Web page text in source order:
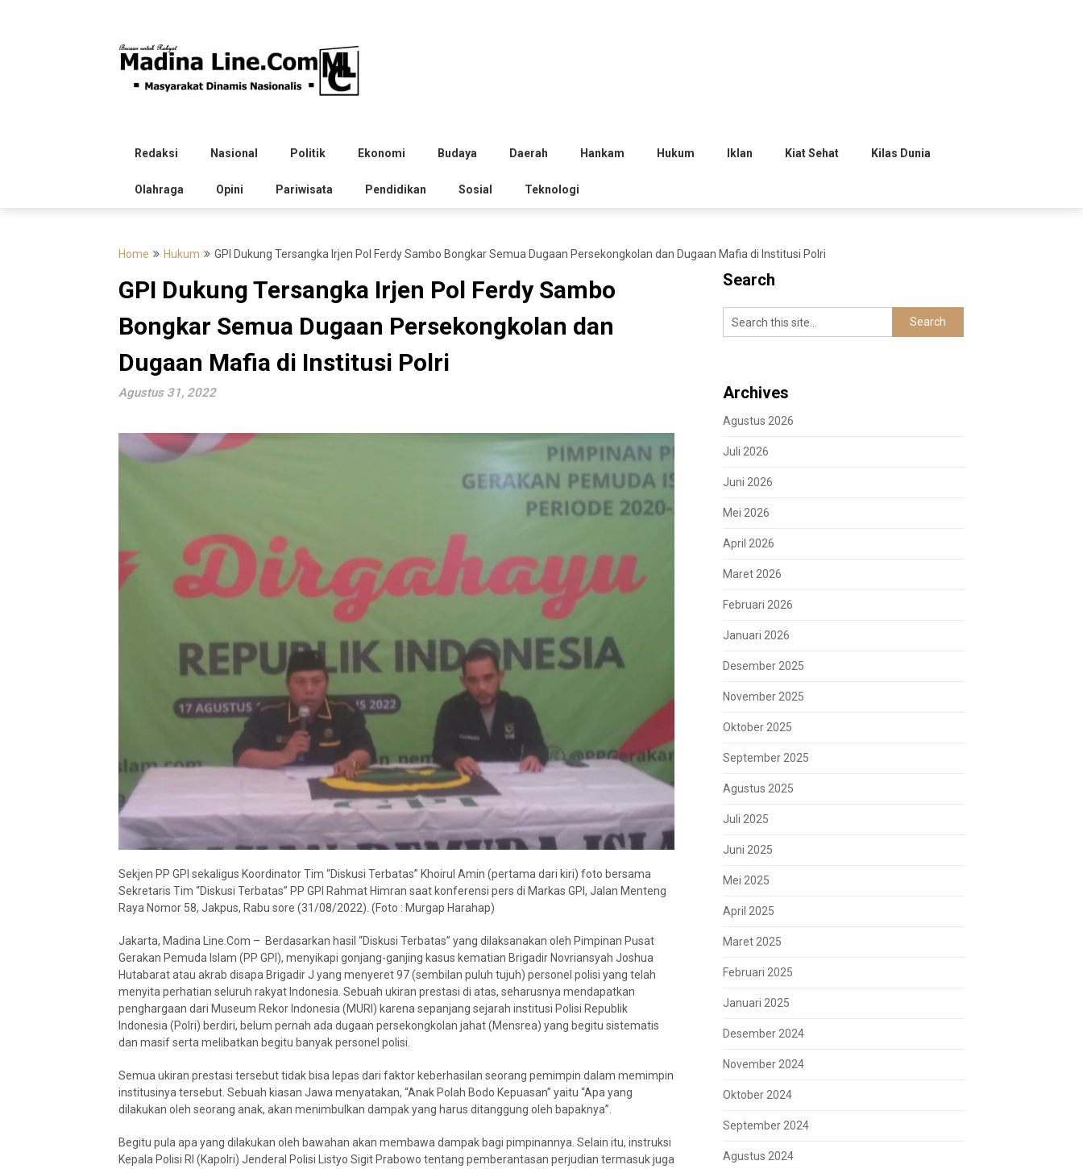
Redaksi Nasional Politik Ekonomi Budaya Daerah Hankam Hukum Iklan Kiat Sehat Kilas Dunia
Olahraga Opini Pariwisata Pendidikan Sosial Teknologi
Home Hukum GPI Dukung Tersangka Irjen Pol Ferdy Sambo Bongkar Semua Dugaan Persekongkolan dan Dugaan Mafia di Institusi Polri
GPI Dukung Tersangka Irjen Pol Ferdy Sambo
Bongkar Semua Dugaan Persekongkolan dan
Dugaan Mafia di Institusi Polri
Agustus 31, 2022
Sekjen PP GPI sekaligus Koordinator Tim “Diskusi Terbatas” Khoirul Amin (pertama dari kiri) foto bersama
Sekretaris Tim “Diskusi Terbatas” PP GPI Rahmat Himran saat konferensi pers di Markas GPI, Jalan Menteng
Raya Nomor 58, Jakpus, Rabu sore (31/08/2022). (Foto : Murgap Harahap)
Jakarta, Madina Line.Com – Berdasarkan hasil “Diskusi Terbatas” yang dilaksanakan oleh Pimpinan Pusat
Gerakan Pemuda Islam (PP GPI), menyikapi gonjang-ganjing kasus kematian Brigadir Novriansyah Joshua
Hutabarat atau akrab disapa Brigadir J yang menyeret 97 (sembilan puluh tujuh) personel polisi yang telah
menyita perhatian seluruh rakyat Indonesia. Sebuah ukiran prestasi di atas, seharusnya mendapatkan
penghargaan dari Museum Rekor Indonesia (MURI) karena sepanjang sejarah institusi Polisi Republik
Indonesia (Polri) berdiri, belum pernah ada dugaan persekongkolan jahat (Mensrea) yang begitu sistematis
dan masif serta melibatkan begitu banyak personel polisi.
Semua ukiran prestasi tersebut tidak bisa lepas dari faktor keberhasilan seorang pemimpin dalam memimpin
institusinya tersebut. Sebuah kiasan Jawa menyatakan, “Anak Polah Bodo Kepuasan” yaitu “Apa yang
dilakukan oleh seorang anak, akan menimbulkan dampak yang harus ditanggung oleh bapaknya”.
Begitu pula apa yang dilakukan oleh bawahan akan membawa dampak bagi pimpinannya. Selain itu, instruksi
Kepala Polisi RI (Kapolri) Jenderal Polisi Listyo Sigit Prabowo tentang pemberantasan perjudian termasuk juga
Search
Archives
Agustus 2026
Juli 2026
Juni 2026
Mei 2026
April 2026
Maret 2026
Februari 2026
Januari 2026
Desember 2025
November 2025
Oktober 2025
September 2025
Agustus 2025
Juli 2025
Juni 2025
Mei 2025
April 2025
Maret 2025
Februari 2025
Januari 2025
Desember 2024
November 2024
Oktober 2024
September 2024
Agustus 2024